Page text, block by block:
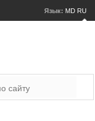
Язык: MD RU